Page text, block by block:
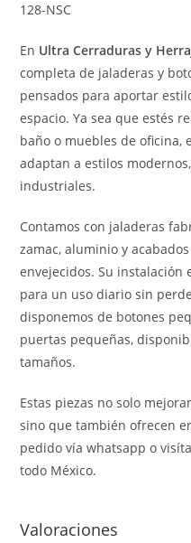
128-NSC
En Ultra Cerraduras y
completa de jaladeras y
pensados para aportar
espacio. Ya sea que estés
baño o muebles de oficina,
adaptan a estilos
industriales.
Contamos con jaladeras
zamac, aluminio y
envejecidos. Su instalación
para un uso diario sin
disponemos de botones
puertas pequeñas,
tamaños.
Estas piezas no solo
sino que también ofrecen
pedido vía whatsapp o
todo México.
Valoraciones